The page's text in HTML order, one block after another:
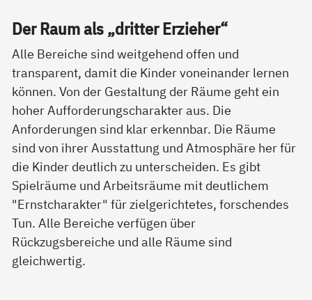
Der Raum als „drit­ter Er­zie­her“
Alle Bereiche sind weitgehend offen und
transparent, damit die Kinder voneinander lernen
können. Von der Gestaltung der Räume geht ein
hoher Aufforderungscharakter aus. Die
Anforderungen sind klar erkennbar. Die Räume
sind von ihrer Ausstattung und Atmosphäre her für
die Kinder deutlich zu unterscheiden. Es gibt
Spielräume und Arbeitsräume mit deutlichem
"Ernstcharakter" für zielgerichtetes, forschendes
Tun. Alle Bereiche verfügen über
Rückzugsbereiche und alle Räume sind
gleichwertig.